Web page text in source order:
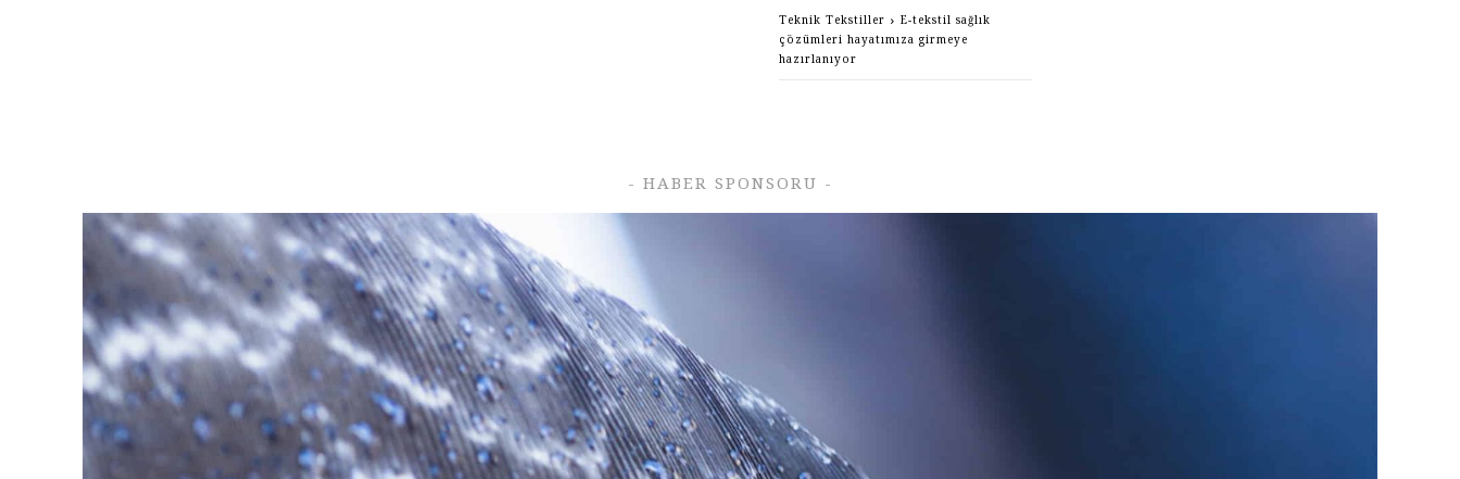
Teknik Tekstiller
E-tekstil sağlık
çözümleri hayatımıza girmeye
hazırlanıyor
- HABER SPONSORU -